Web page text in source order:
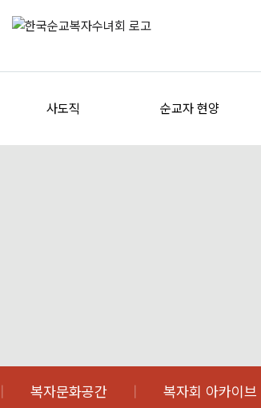
사도직 순교자 현양
복자문화공간 복자회 아카이브